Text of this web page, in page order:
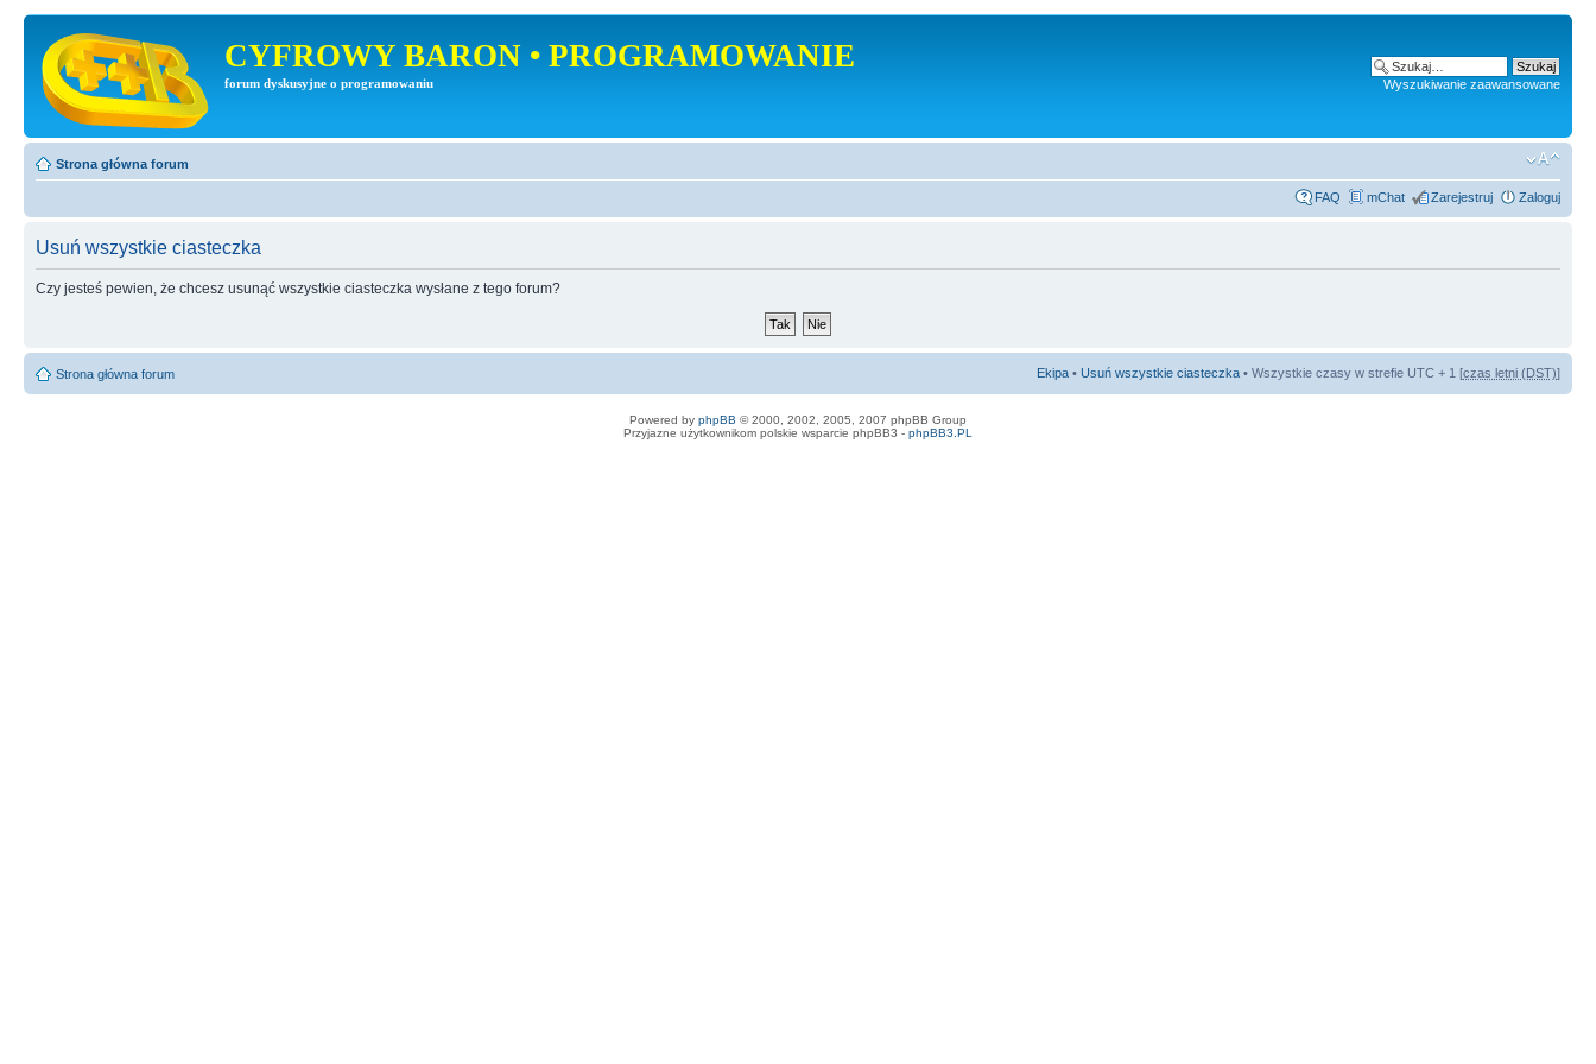
CYFROWY BARON • PROGRAMOWANIE
forum dyskusyjne o programowaniu Wyszukiwanie zaawansowane
Strona główna forum
FAQ mChat Zarejestruj Zaloguj
Usuń wszystkie ciasteczka
Czy jesteś pewien, że chcesz usunąć wszystkie ciasteczka wysłane z tego forum?
Strona główna forum Ekipa • Usuń wszystkie ciasteczka • Wszystkie czasy w strefie UTC + 1 [czas letni (DST)]
Powered by phpBB © 2000, 2002, 2005, 2007 phpBB Group
Przyjazne użytkownikom polskie wsparcie phpBB3 - phpBB3.PL